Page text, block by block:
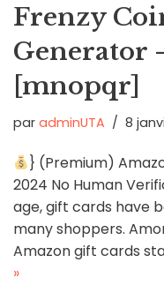
Frenzy
Generator
[mnopqr]
par adminUTA 8
} (Premium)
2024 No Human
age, gift cards have
many shoppers.
Amazon gift cards
»